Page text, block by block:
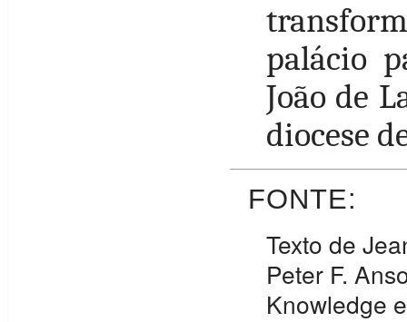
palácio
João de
diocese
FONTE:
Texto de
Peter F.
Knowledge